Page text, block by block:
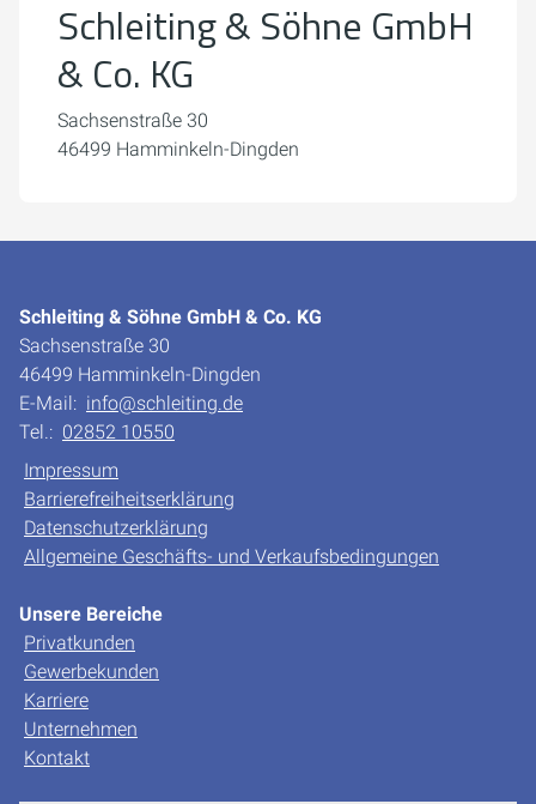
Cookie-Einstellungen öffnen
Schleiting & Söhne GmbH
& Co. KG
Sachsenstraße 30
46499 Hamminkeln-Dingden
Schleiting & Söhne GmbH & Co. KG
Sachsenstraße 30
46499 Hamminkeln-Dingden
E-Mail: info@schleiting.de
Tel.: 02852 10550
Impressum
Barrierefreiheitserklärung
Datenschutzerklärung
Allgemeine Geschäfts- und Verkaufsbedingungen
Unsere Bereiche
Privatkunden
Gewerbekunden
Karriere
Unternehmen
Kontakt